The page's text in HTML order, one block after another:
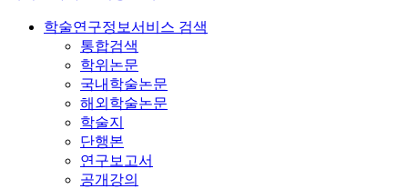
학술연구정보서비스 검색
통합검색
학위논문
국내학술논문
해외학술논문
학술지
단행본
연구보고서
공개강의